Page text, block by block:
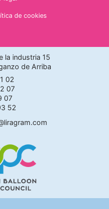
de cookies
la industria 15
de Arriba
02
07
07
93 52